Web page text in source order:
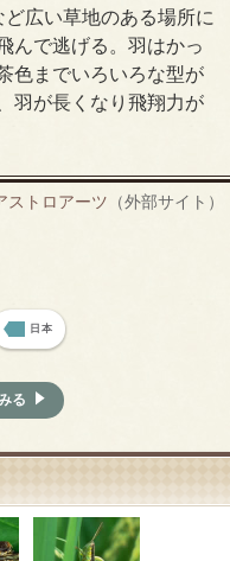
広い草地のある場所に
んで逃げる。羽はかっ
色までいろいろな型が
羽が長くなり飛翔力が
ストロアーツ （外部サイト）
日本
る